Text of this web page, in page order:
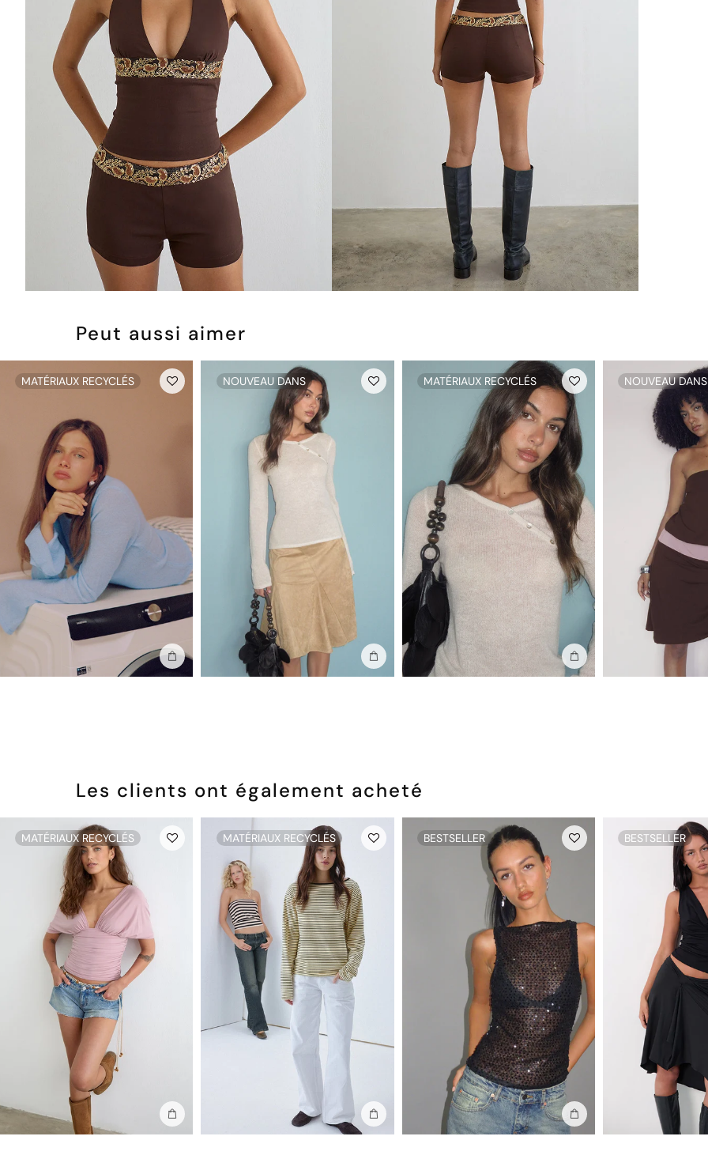
Peut aussi aimer
MATÉRIAUX RECYCLÉS
Ajouter au sac
NOUVEAU DANS
Ajouter au sac
MATÉRIAUX RECYCLÉS
Ajouter au sac
NOUVEAU DANS
Les clients ont également acheté
MATÉRIAUX RECYCLÉS
Ajouter au sac
MATÉRIAUX RECYCLÉS
Ajouter au sac
BESTSELLER
Ajouter au sac
BESTSELLER